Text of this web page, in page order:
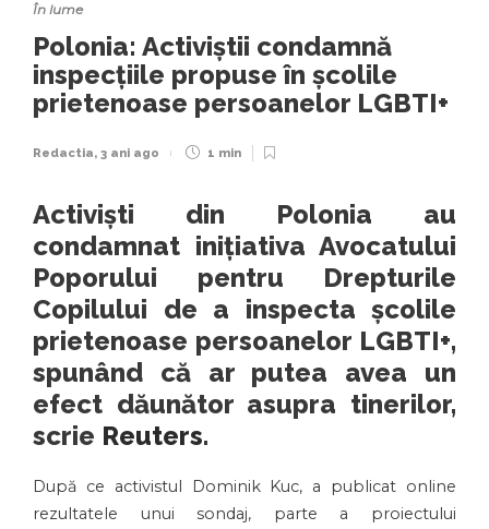
În lume
Polonia: Activiștii condamnă
inspecțiile propuse în școlile
prietenoase persoanelor LGBTI+
Redactia, 3 ani ago 1 min
Activiști din Polonia au
condamnat inițiativa Avocatului
Poporului pentru Drepturile
Copilului de a inspecta școlile
prietenoase persoanelor LGBTI+,
spunând că ar putea avea un
efect dăunător asupra tinerilor,
scrie Reuters.
După ce activistul Dominik Kuc, a publicat online
rezultatele unui sondaj, parte a proiectului